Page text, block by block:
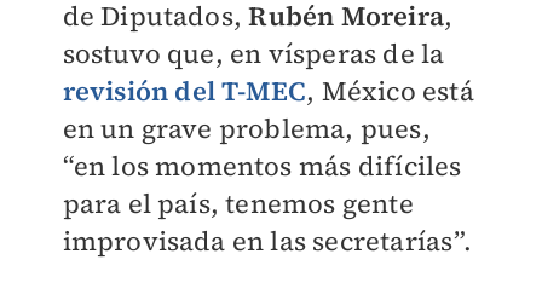
de Diputados,Rubén Moreira,
sostuvo que, en vísperas de la
revisión del T-MEC, México está
en un grave problema, pues,
“en los momentos más difíciles
para el país, tenemos gente
improvisada en las secretarías”.